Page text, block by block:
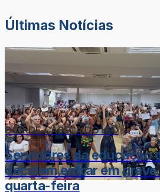
Últimas Notícias
DOR-DE-CABEÇA DO LÉO
Servidores da educação
decidem entrar em
quarta-feira